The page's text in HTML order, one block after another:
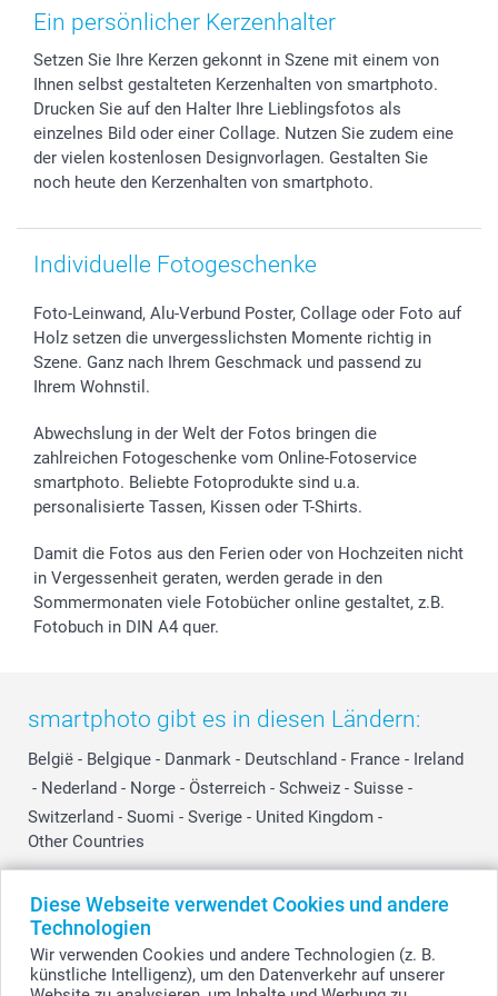
Diese Webseite verwendet Cookies und andere
Technologien
Wir verwenden Cookies und andere Technologien (z. B.
künstliche Intelligenz), um den Datenverkehr auf unserer
Zubehör & Material
Foto-Kalender & Agenden
Sticker & Etiketten
Geschenk-Gutscheine (PDF)
AGB
Impressum
Presse
Partnerprogramme
Investor Relations
B2B smartbusiness
Widerrufsrecht
Muttertag
Vatertag
Kommunion & Konfirmation
Hochzeit
Geburtstag
Geburt
Zu allen Anlässen
Preise und Versandkosten
Lieferfristen
48h Lieferung
Zahlungsmöglichkeiten
Anmelden /Registrieren
Sitemap
Status der Bestellung
smartbonus
Ein persönlicher Kerzenhalter
Setzen Sie Ihre Kerzen gekonnt in Szene mit einem von
Ihnen selbst gestalteten Kerzenhalten von smartphoto.
Drucken Sie auf den Halter Ihre Lieblingsfotos als
einzelnes Bild oder einer Collage. Nutzen Sie zudem eine
der vielen kostenlosen Designvorlagen. Gestalten Sie
noch heute den Kerzenhalten von smartphoto.
Individuelle Fotogeschenke
Foto-Leinwand, Alu-Verbund Poster, Collage oder Foto auf
Holz setzen die unvergesslichsten Momente richtig in
Szene. Ganz nach Ihrem Geschmack und passend zu
Ihrem Wohnstil.
Abwechslung in der Welt der Fotos bringen die
zahlreichen Fotogeschenke vom Online-Fotoservice
smartphoto. Beliebte Fotoprodukte sind u.a.
personalisierte Tassen, Kissen oder T-Shirts.
Damit die Fotos aus den Ferien oder von Hochzeiten nicht
in Vergessenheit geraten, werden gerade in den
Sommermonaten viele Fotobücher online gestaltet, z.B.
Fotobuch in DIN A4 quer.
smartphoto gibt es in diesen Ländern:
België - Belgique - Danmark - Deutschland - France - Ireland
- Nederland - Norge - Österreich - Schweiz - Suisse -
Switzerland - Suomi - Sverige - United Kingdom -
Other Countries
Alle Preise verstehen sich in Schweizer Franken (CHF) inkl. MwSt. und zzgl.